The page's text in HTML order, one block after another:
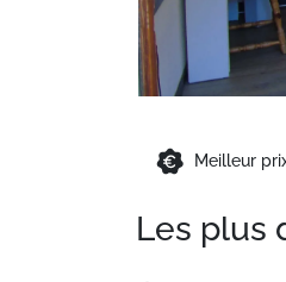
Meilleur
Les plus